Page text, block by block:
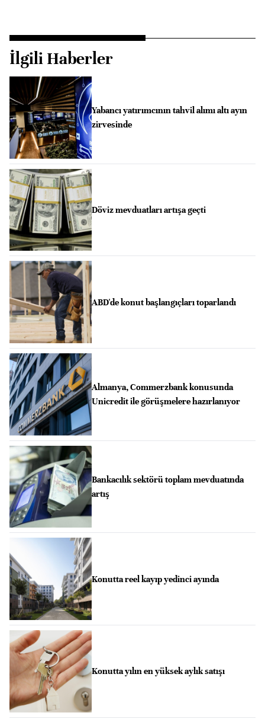
İlgili Haberler
Yabancı yatırımcının tahvil alımı altı ayın
zirvesinde
Döviz mevduatları artışa geçti
ABD'de konut başlangıçları toparlandı
Almanya, Commerzbank konusunda
Unicredit ile görüşmelere hazırlanıyor
Bankacılık sektörü toplam mevduatında
artış
Konutta reel kayıp yedinci ayında
Konutta yılın en yüksek aylık satışı